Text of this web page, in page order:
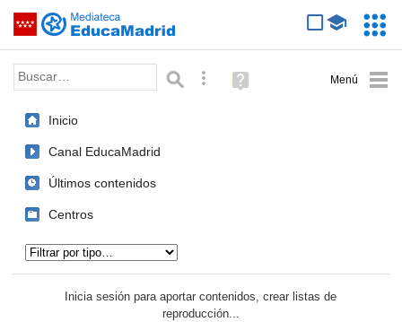
Saltar navegación
Palabra o frase: Búsqueda avanzada
Ayuda
(en
Inicio
Canal EducaMadrid
Últimos contenidos
Centros
Inicia sesión para aportar contenidos, crear listas de
reproducción...